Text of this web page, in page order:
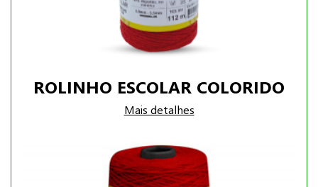
ROLINHO ESCOLAR COLORIDO
Mais detalhes